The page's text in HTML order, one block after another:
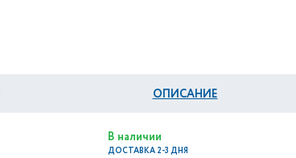
ОПИСАНИЕ
В наличии
ДОСТАВКА 2-3 ДНЯ